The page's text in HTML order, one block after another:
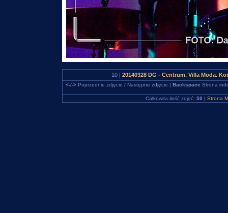
10 | 20140328 DG - Centrum. Villa Moda.
<-/->Poprzednie zdjęcie / Następne zdjęcie | Backspace Strona
Całkowita ilość zdjęć: 50 | Strona